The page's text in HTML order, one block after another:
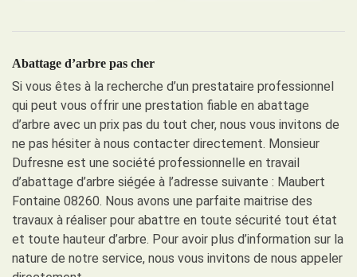
Abattage d’arbre pas cher
Si vous êtes à la recherche d’un prestataire professionnel
qui peut vous offrir une prestation fiable en abattage
d’arbre avec un prix pas du tout cher, nous vous invitons de
ne pas hésiter à nous contacter directement. Monsieur
Dufresne est une société professionnelle en travail
d’abattage d’arbre siégée à l’adresse suivante : Maubert
Fontaine 08260. Nous avons une parfaite maitrise des
travaux à réaliser pour abattre en toute sécurité tout état
et toute hauteur d’arbre. Pour avoir plus d’information sur la
nature de notre service, nous vous invitons de nous appeler